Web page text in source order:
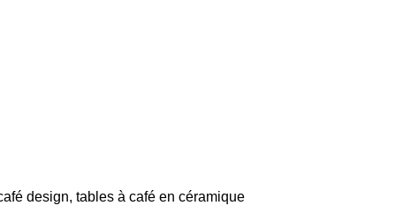
design, tables à café en céramique